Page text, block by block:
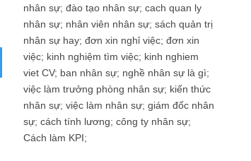
nhân sự; đào tạo nhân sự; cach quan ly
nhân sự; nhân viên nhân sự; sách quản trị
nhân sự hay; đơn xin nghỉ việc; đơn xin
việc; kinh nghiệm tìm việc; kinh nghiem
viet CV; ban nhân sự; nghề nhân sự là gì;
việc làm trưởng phòng nhân sự; kiến thức
nhân sự; việc làm nhân sự; giám đốc nhân
sự; cách tính lương; công ty nhân sự;
Cách làm KPI;